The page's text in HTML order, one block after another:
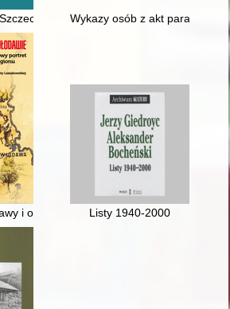
to je nowé zdebłoò karierze
Wykazy osób z akt
i okolicznych dóbr do końca XVI wieku
Listy 1940-2000